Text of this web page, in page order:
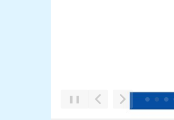
Poprzedni Element
Następny Element
❚❚